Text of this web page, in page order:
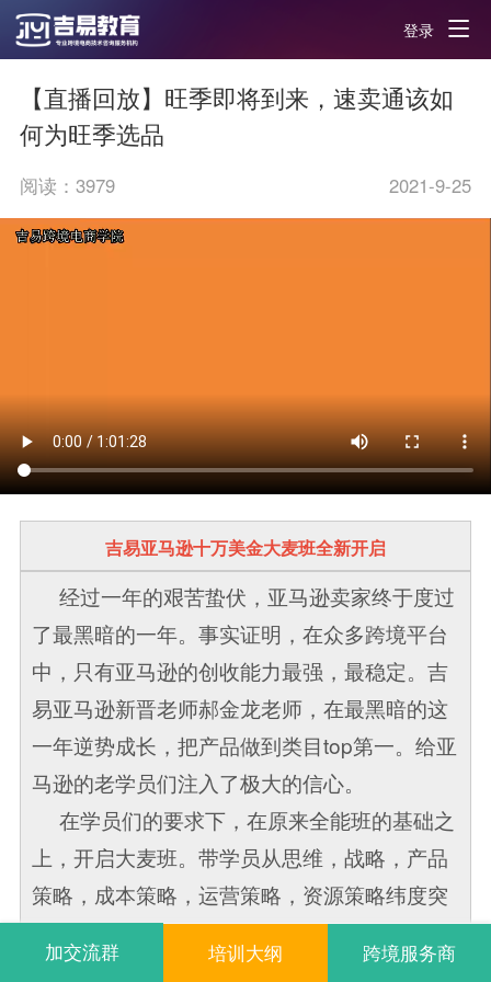
登录
【直播回放】旺季即将到来，速卖通该如
何为旺季选品
阅读： 3979 2021-9-25
吉易亚马逊十万美金大麦班全新开启
经过一年的艰苦蛰伏，亚马逊卖家终于度过
了最黑暗的一年。事实证明，在众多跨境平台
中，只有亚马逊的创收能力最强，最稳定。吉
易亚马逊新晋老师郝金龙老师，在最黑暗的这
一年逆势成长，把产品做到类目top第一。给亚
马逊的老学员们注入了极大的信心。
在学员们的要求下，在原来全能班的基础之
上，开启大麦班。带学员从思维，战略，产品
策略，成本策略，运营策略，资源策略纬度突
破，而不是仅仅从运营技巧上着手。在这个高
度上，突破月十万美金将变得更加容易，风险
加交流群 培训大纲 跨境服务商